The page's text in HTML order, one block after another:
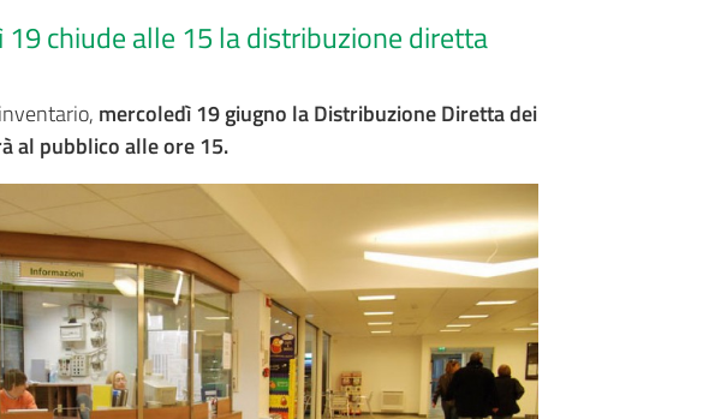
chiude alle 15 la distribuzione diretta
mercoledì 19 giugno la Distribuzione Diretta dei
al pubblico alle ore 15.